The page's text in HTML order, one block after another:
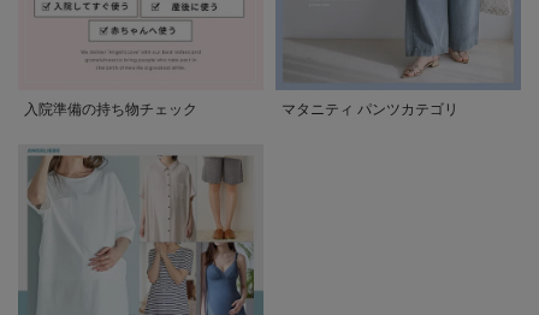
入院準備の持ち物チェック マタニティ パンツカテゴリ